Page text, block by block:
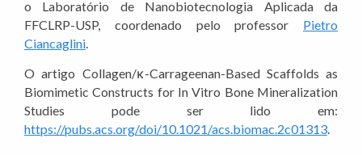
o Laboratório de Nanobiotecnologia Aplicada da
FFCLRP-USP, coordenado pelo professor Pietro
Ciancaglini.
O artigo Collagen/κ-Carrageenan-Based Scaffolds as
Biomimetic Constructs for In Vitro Bone Mineralization
Studies pode ser lido em:
https://pubs.acs.org/doi/10.1021/acs.biomac.2c01313.